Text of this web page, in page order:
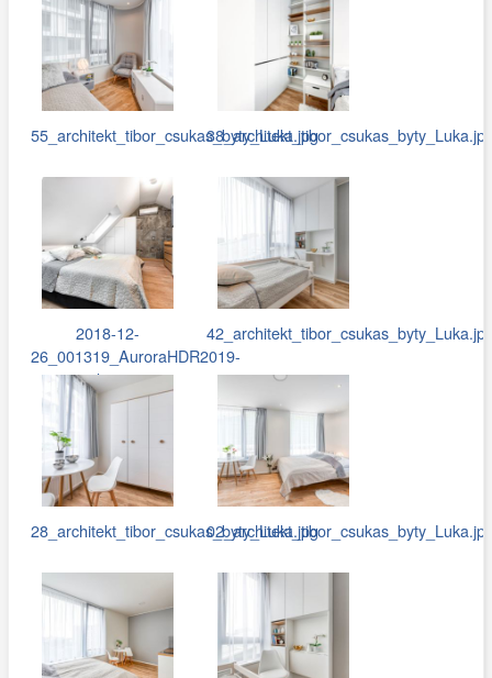
55_architekt_tibor_csukas_byty_Luka.jpg
2018-12-
26_001319_AuroraHDR2019-
edit.jpg
28_architekt_tibor_csukas_byty_Luka.jpg